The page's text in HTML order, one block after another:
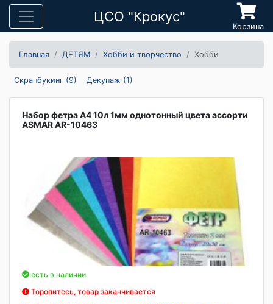
ЦСО "Крокус"
Корзина
Главная ДЕТЯМ Хобби и творчество Хобби
Скрапбукинг (9) Декупаж (1)
Набор фетра А4 10л 1мм однотонный цвета ассорти
ASMAR AR-10463
есть в наличии
Торопитесь, товар заканчивается